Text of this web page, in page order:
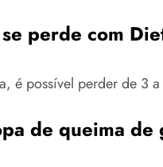
perde com
é possível perder de 3
de queima de